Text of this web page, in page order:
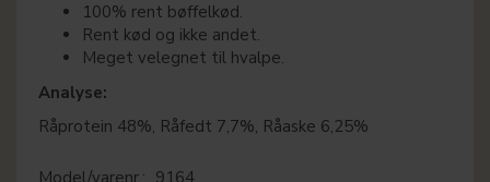
100% rent bøffelkød.
Rent kød og ikke andet.
Meget velegnet til hvalpe.
Analyse:
Råprotein 48%, Råfedt 7,7%, Råaske 6,25%
Model/varenr.: 9164